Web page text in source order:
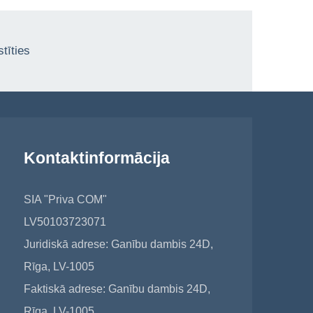
Kontaktinformācija
SIA "Priva COM"
LV50103723071
Juridiskā adrese: Ganību dambis 24D,
Rīga, LV-1005
Faktiskā adrese: Ganību dambis 24D,